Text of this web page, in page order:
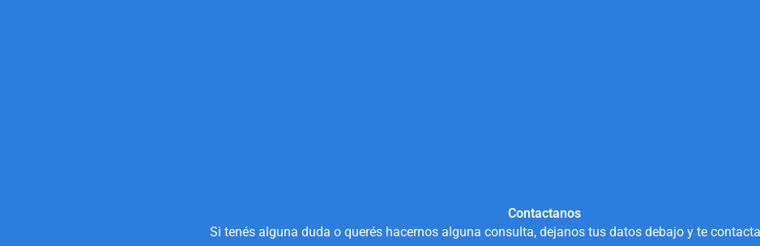
Contactanos
Si tenés alguna duda o querés hacernos alguna consulta, dejanos tus datos debajo y te